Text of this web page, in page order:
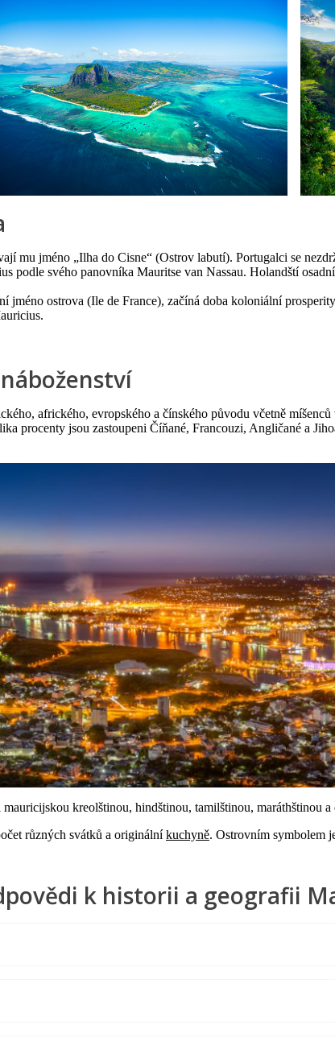
mu jméno „Ilha do Cisne“ (Ostrov labutí). Portugalci se
podle svého panovníka Mauritse van Nassau. Holandští
jméno ostrova (Ile de France), začíná doba koloniální
afrického, evropského a čínského původu včetně
procenty jsou zastoupeni Číňané, Francouzi, Angličané a
kreolštinou, hindštinou, tamilštinou, maráthštinou a
různých svátků a originálníkuchyně. Ostrovním symbolem
k historii a geografii